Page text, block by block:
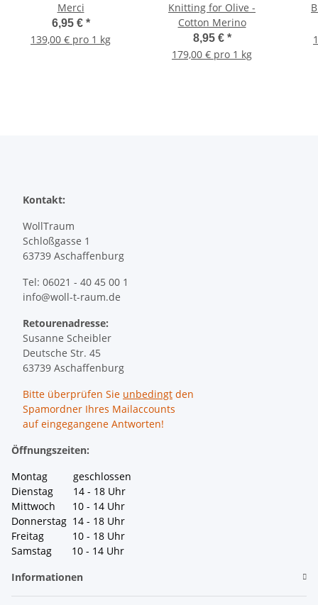
Merci
6,95 € *
139,00 € pro 1 kg
Knitting for Olive -
Cotton Merino
8,95 € *
179,00 € pro 1 kg
Kontakt:
WollTraum
Schloßgasse 1
63739 Aschaffenburg
Tel: 06021 - 40 45 00 1
info@woll-t-raum.de
Retourenadresse:
Susanne Scheibler
Deutsche Str. 45
63739 Aschaffenburg
Bitte überprüfen Sie unbedingt den
Spamordner Ihres Mailaccounts
auf eingegangene Antworten!
Öffnungszeiten:
Montag geschlossen
Dienstag 14 - 18 Uhr
Mittwoch 10 - 14 Uhr
Donnerstag 14 - 18 Uhr
Freitag 10 - 18 Uhr
Samstag 10 - 14 Uhr
Informationen